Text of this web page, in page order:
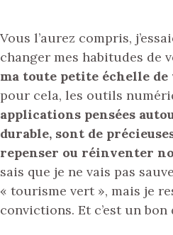
Vous l’aurez compris,
changer mes habitudes de
ma toute petite échelle de
pour cela, les outils
applications pensées
durable, sont de
repenser ou réinventer
sais que je ne vais pas
« tourisme vert », mais je
convictions. Et c’est un bon